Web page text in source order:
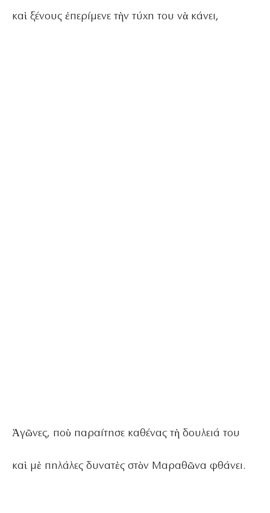
καὶ ξένους ἐπερίμενε τὴν τύχη του νὰ κάνει,
Ἀγῶνες, ποὺ παραίτησε καθένας τὴ δουλειά του
καὶ μὲ πηλάλες δυνατὲς στὸν Μαραθῶνα φθάνει.